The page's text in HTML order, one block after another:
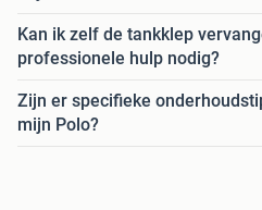
Kan ik zelf de tankklep
professionele hulp nodig?
Zijn er specifieke
mijn Polo?